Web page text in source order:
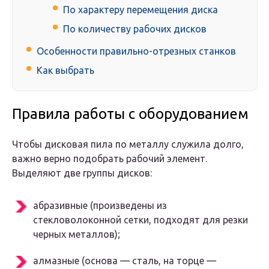
По характеру перемещения диска
По количеству рабочих дисков
Особенности правильно-отрезных станков
Как выбрать
Правила работы с оборудованием
Чтобы дисковая пила по металлу служила долго,
важно верно подобрать рабочий элемент.
Выделяют две группы дисков:
абразивные (произведены из
стекловолоконной сетки, подходят для резки
черных металлов);
алмазные (основа — сталь, на торце —